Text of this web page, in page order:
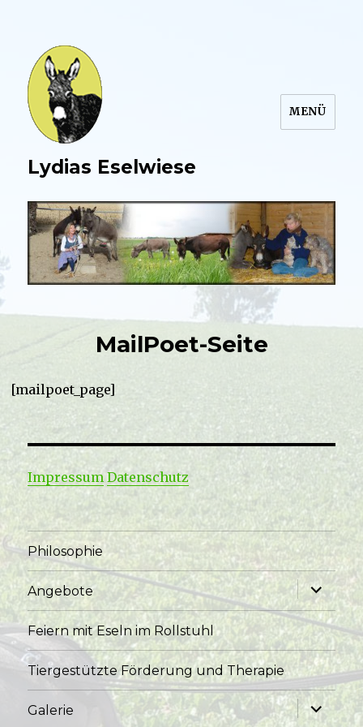
Lydias Eselwiese
MENÜ
MailPoet-Seite
[mailpoet_page]
Impressum Datenschutz
Philosophie
Angebote
Feiern mit Eseln im Rollstuhl
Tiergestützte Förderung und Therapie
Galerie